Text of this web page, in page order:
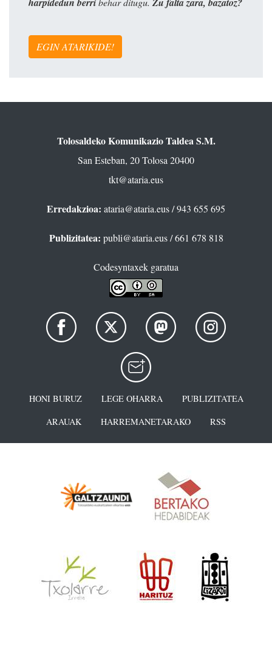
harpidedun berri
Zu falta zara, bazatoz?
EGIN ATARIKIDE!
Tolosaldeko Komunikazio Taldea S.M.
San Esteban, 20 Tolosa 20400
tkt@ataria.eus
Erredakzioa: ataria@ataria.eus/ 943 655 695
Publizitatea: publi@ataria.eus/ 661 678 818
Codesyntaxek garatua
HONI BURUZ LEGE OHARRA
PUBLIZITATEA
ARAUAK
HARREMANETARAKO RSS